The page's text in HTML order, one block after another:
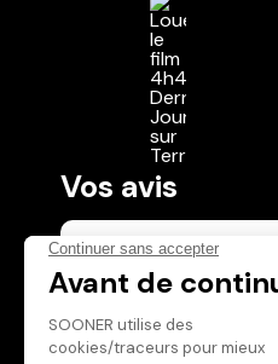
Vos avis
Donnez votre avis
Votre note
Votre commentaire
Il faut vous
publier un avis